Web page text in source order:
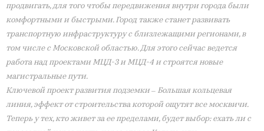
продвигать, для того чтобы передвижения внутри города были
комфортными и быстрыми. Город также станет развивать
транспортную инфраструктуру с близлежащими регионами, в
том числе с Московской областью. Для этого сейчас ведется
работа над проектами МЦД-3 и МЦД-4 и строятся новые
магистральные пути.
Ключевой проект развития подземки – Большая кольцевая
линия, эффект от строительства которой ощутят все москвичи.
Теперь у тех, кто живет за ее пределами, будет выбор: ехать ли с